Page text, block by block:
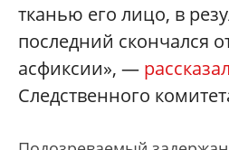
тканью его лицо, в
последний скончался
асфиксии», —
Следственного